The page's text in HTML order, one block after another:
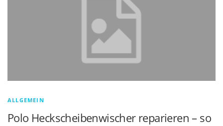
ALLGEMEIN
Polo Heckscheibenwischer reparieren – so